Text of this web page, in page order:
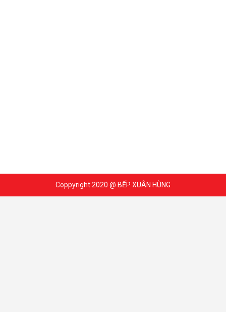
Coppyright 2020 @ BẾP XUÂN HÙNG